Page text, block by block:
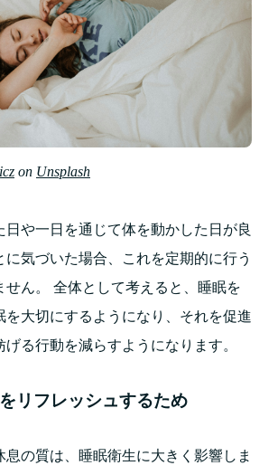
on Unsplash
日や一日を通じて体を動かした日が良
気づいた場合、これを定期的に行う
せん。 全体として考えると、睡眠を
を大切にするようになり、それを促進
る行動を減らすようになります。
リフレッシュするため
の質は、睡眠衛生に大きく影響しま